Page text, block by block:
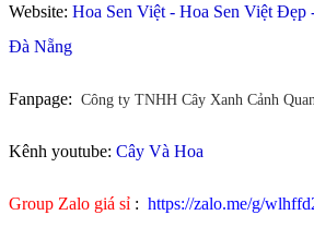
Website: Hoa Sen Việt - Hoa Sen Việt Đẹp
Đà Nẵng
Fanpage: Công ty TNHH Cây Xanh Cảnh
Kênh youtube: Cây Và Hoa
Group Zalo giá sỉ : https://zalo.me/g/